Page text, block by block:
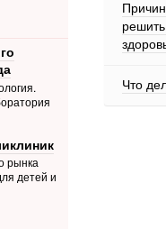
рынка
детей и
Что